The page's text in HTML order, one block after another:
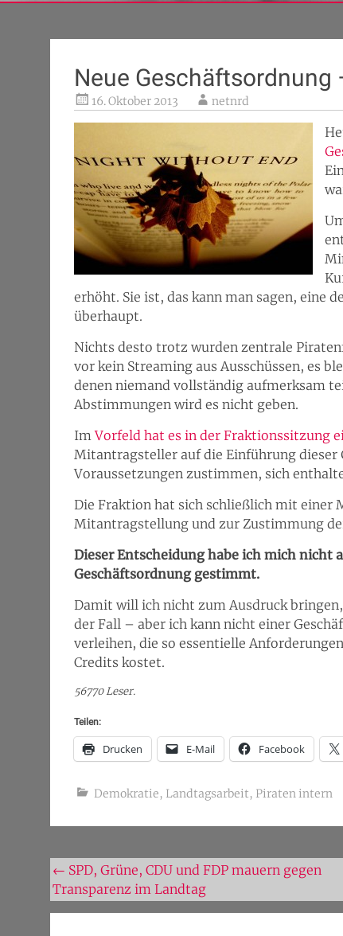
Neue Geschäftsordnung
16. Oktober 2013 netnrd
erhöht. Sie ist, das kann man sagen, eine
überhaupt.
Nichts desto trotz wurden zentrale
vor kein Streaming aus Ausschüssen, es
denen niemand vollständig aufmerksam
Abstimmungen wird es nicht geben.
ImVorfeld hat es in der Fraktionssitzung
Mitantragsteller auf die Einführung dieser
Voraussetzungen zustimmen, sich
Die Fraktion hat sich schließlich mit einer
Mitantragstellung und zur Zustimmung
Dieser Entscheidung habe ich mich nicht
Geschäftsordnung gestimmt.
Damit will ich nicht zum Ausdruck
der Fall – aber ich kann nicht einer
verleihen, die so essentielle
Credits kostet.
56770 Leser.
Teilen:
Drucken E-Mail Facebook
Demokratie, Landtagsarbeit, Piraten intern
Beitragsnavigation
← SPD, Grüne, CDU und FDP mauern gegen
Transparenz im Landtag